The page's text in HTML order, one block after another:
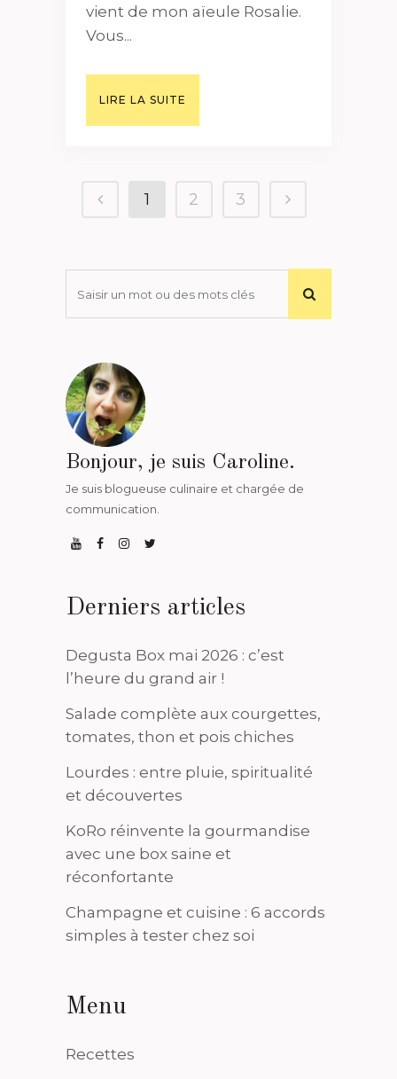
vient de mon aïeule Rosalie.
Vous...
LIRE LA SUITE
1 2 3
Bonjour, je suis Caroline.
Je suis blogueuse culinaire et chargée de
communication.
Derniers articles
Degusta Box mai 2026 : c’est
l’heure du grand air !
Salade complète aux courgettes,
tomates, thon et pois chiches
Lourdes : entre pluie, spiritualité
et découvertes
KoRo réinvente la gourmandise
avec une box saine et
réconfortante
Champagne et cuisine : 6 accords
simples à tester chez soi
Menu
Recettes